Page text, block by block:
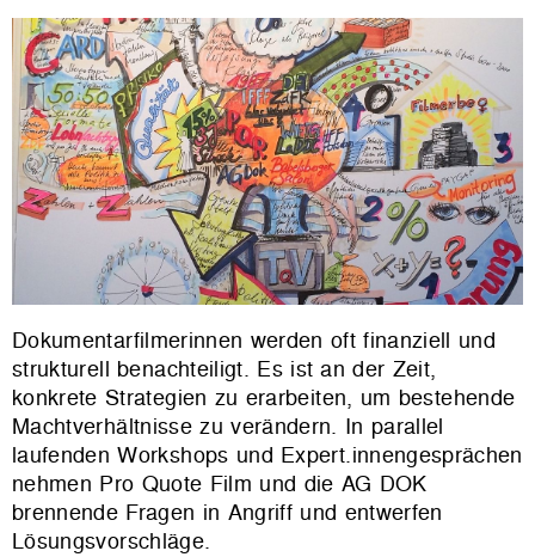
Dokumentarfilmerinnen werden oft finanziell und
strukturell benachteiligt. Es ist an der Zeit,
konkrete Strategien zu erarbeiten, um bestehende
Machtverhältnisse zu verändern. In parallel
laufenden Workshops und Expert.innengesprächen
nehmen Pro Quote Film und die AG DOK
brennende Fragen in Angriff und entwerfen
Lösungsvorschläge.